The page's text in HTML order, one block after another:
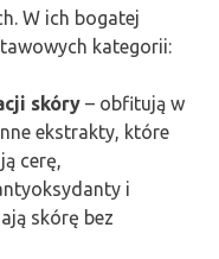
W ich bogatej
kategorii:
skóry – obfitują w
ekstrakty, które
cerę,
i
skórę bez